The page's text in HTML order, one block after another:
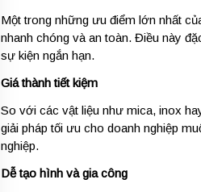
Một trong những ưu điểm lớn nhất
nhanh chóng và an toàn. Điều này
sự kiện ngắn hạn.
Giá thành tiết kiệm
So với các vật liệu như mica, inox
giải pháp tối ưu cho doanh nghiệp
nghiệp.
Dễ tạo hình và gia công